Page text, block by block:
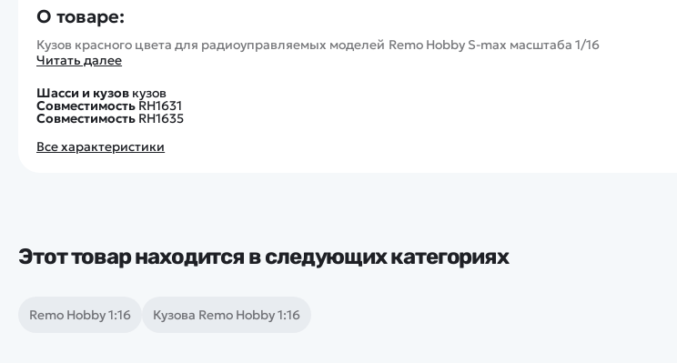
О товаре:
Кузов красного цвета для радиоуправляемых моделей Remo Hobby S-max масштаба 1/16
Читать далее
Шасси и кузов кузов
Совместимость RH1631
Совместимость RH1635
Все характеристики
Этот товар находится в следующих категориях
Remo Hobby 1:16 Кузова Remo Hobby 1:16